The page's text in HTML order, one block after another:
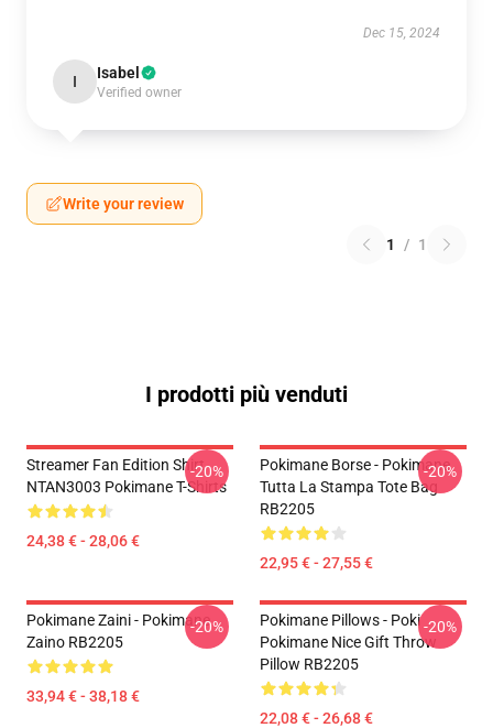
Dec 15, 2024
I Isabel
Verified owner
Write your review
1 / 1
I prodotti più venduti
Streamer Fan Edition Shirt
NTAN3003 Pokimane T-Shirts
24,38 € - 28,06 €
-20%
Pokimane Borse - Pokimane
Tutta La Stampa Tote Bag
RB2205
22,95 € - 27,55 €
-20%
Pokimane Zaini - Pokimane
Zaino RB2205
33,94 € - 38,18 €
-20%
Pokimane Pillows - Poki
Pokimane Nice Gift Throw
Pillow RB2205
22,08 € - 26,68 €
-20%